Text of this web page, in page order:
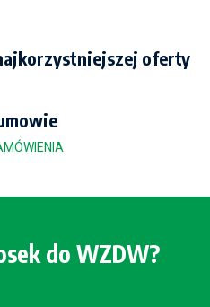
oferty
do WZDW?